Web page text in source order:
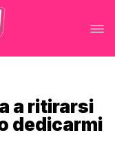
a ritirarsi
dedicarmi